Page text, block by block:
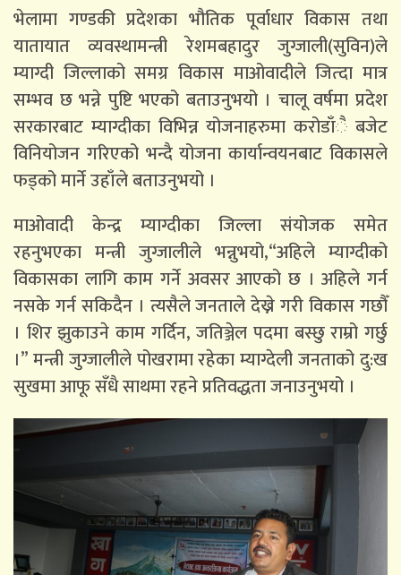
भेलामा गण्डकी प्रदेशका भौतिक पूर्वाधार विकास तथा
यातायात व्यवस्थामन्त्री रेशमबहादुर जुग्जाली(सुविन)ले
म्याग्दी जिल्लाको समग्र विकास माओवादीले जित्दा मात्र
सम्भव छ भन्ने पुष्टि भएको बताउनुभयो । चालू वर्षमा प्रदेश
सरकारबाट म्याग्दीका विभिन्न योजनाहरुमा करोडाँै बजेट
विनियोजन गरिएको भन्दै योजना कार्यान्वयनबाट विकासले
फड्को मार्ने उहाँले बताउनुभयो ।
माओवादी केन्द्र म्याग्दीका जिल्ला संयोजक समेत
रहनुभएका मन्त्री जुग्जालीले भन्नुभयो,“अहिले म्याग्दीको
विकासका लागि काम गर्ने अवसर आएको छ । अहिले गर्न
नसके गर्न सकिदैन । त्यसैले जनताले देख्ने गरी विकास गछौँ
। शिर झुकाउने काम गर्दिन, जतिञ्जेल पदमा बस्छु राम्रो गर्छु
।” मन्त्री जुग्जालीले पोखरामा रहेका म्याग्देली जनताको दु:ख
सुखमा आफू सँधै साथमा रहने प्रतिवद्धता जनाउनुभयो ।